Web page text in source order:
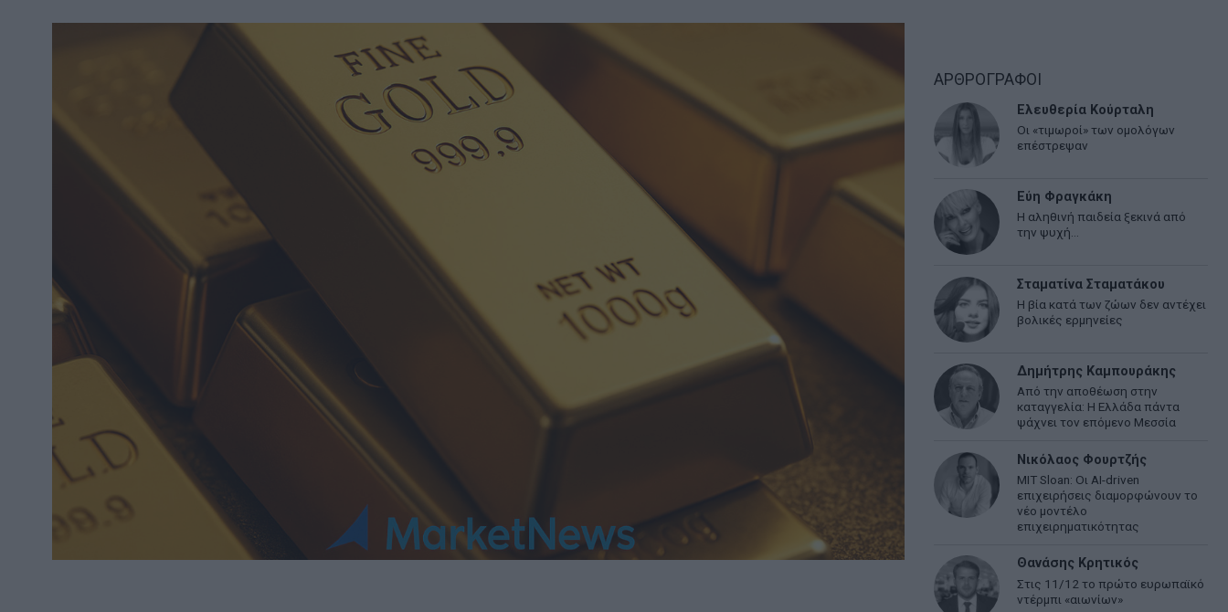
ΑΡΘΡΟΓΡΑΦΟΙ
Ελευθερία Κούρταλη
Οι «τιμωροί» των ομολόγων
επέστρεψαν
Εύη Φραγκάκη
Η αληθινή παιδεία ξεκινά από
την ψυχή…
Σταματίνα Σταματάκου
Η βία κατά των ζώων δεν αντέχει
βολικές ερμηνείες
Δημήτρης Καμπουράκης
Από την αποθέωση στην
καταγγελία: Η Ελλάδα πάντα
ψάχνει τον επόμενο Μεσσία
Νικόλαος Φουρτζής
MIT Sloan: Οι AI-driven
επιχειρήσεις διαμορφώνουν το
νέο μοντέλο
επιχειρηματικότητας
Θανάσης Κρητικός
Στις 11/12 το πρώτο ευρωπαϊκό
ντέρμπι «αιωνίων»